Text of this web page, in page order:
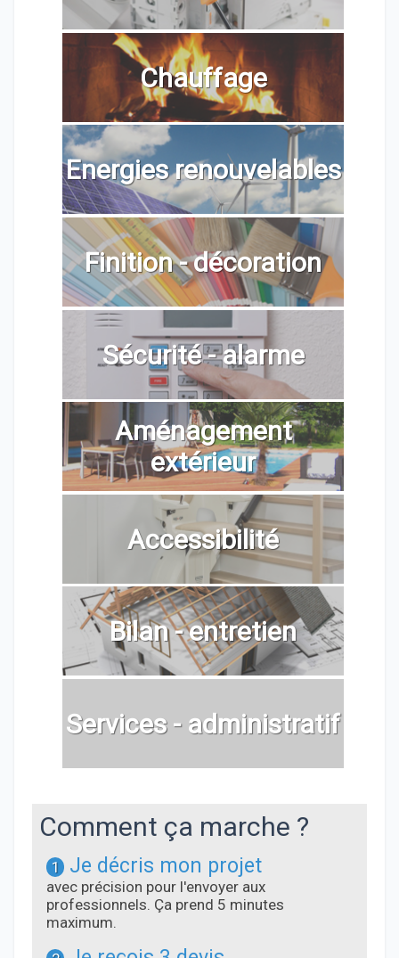
Chauffage
Energies renouvelables
Finition - décoration
Sécurité - alarme
Aménagement
extérieur
Accessibilité
Bilan - entretien
Services - administratif
Comment ça marche ?
1 Je décris mon projet
avec précision pour l'envoyer aux
professionnels. Ça prend 5 minutes
maximum.